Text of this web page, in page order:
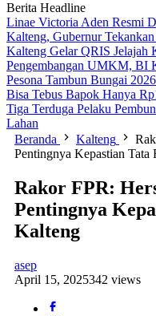
Berita Headline
Linae Victoria Aden Resmi
Kalteng, Gubernur
Kalteng Gelar QRIS Jelajah
Pengembangan UMKM, BI
Pesona Tambun Bungai 2026
Bisa Tebus Bapok Hanya
Tiga Terduga Pelaku
Lahan
Beranda
Kalteng
Pentingnya Kepastian Tata
Rakor FPR:
Pentingnya
Kalteng
asep
April 15, 2025342 views